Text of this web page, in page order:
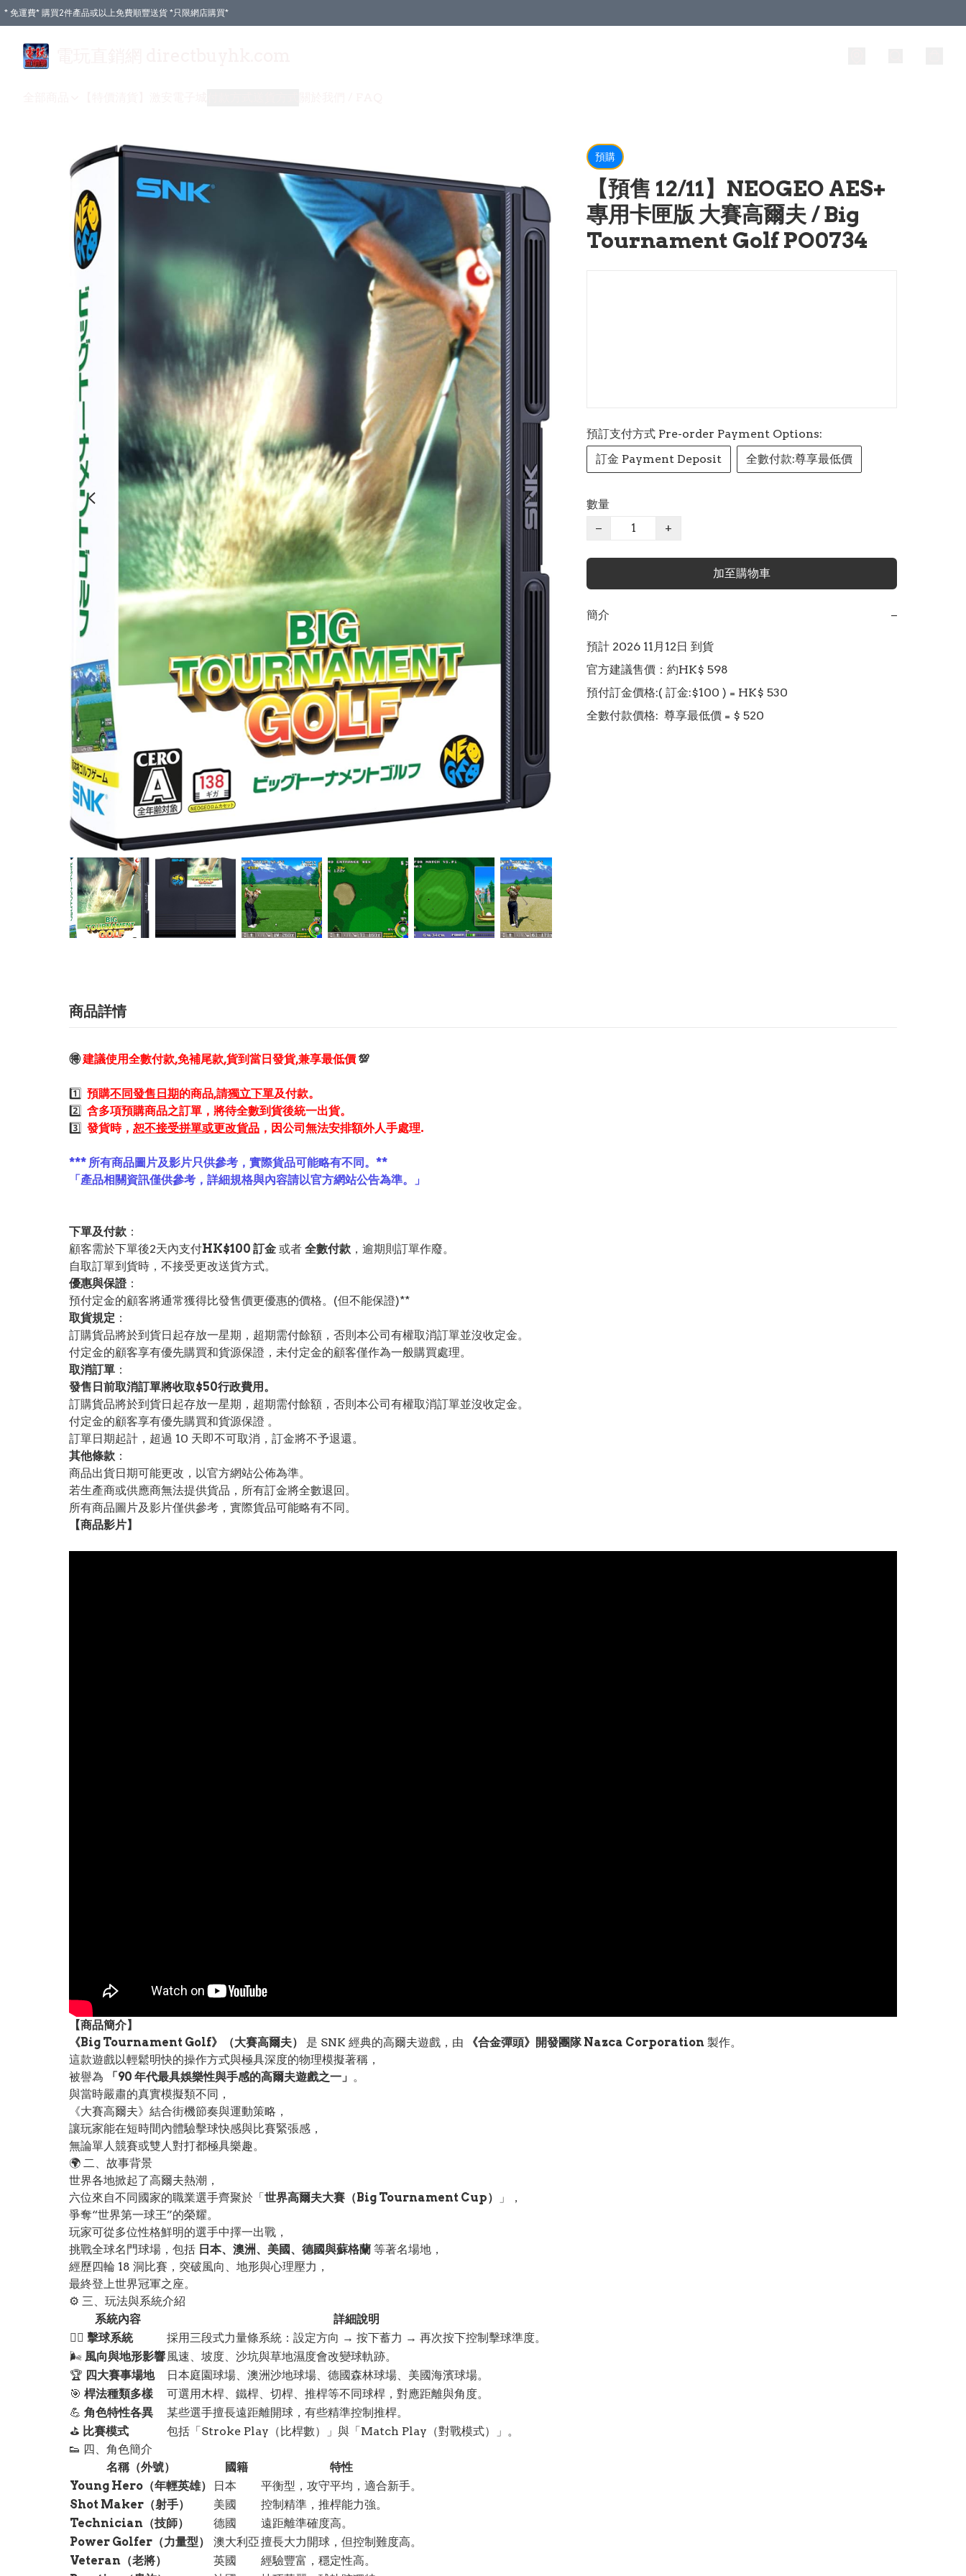
* 免運費* 購買2件產品或以上免費順豐送貨 *只限網店購買*
預購
【預售 12/11】NEOGEO AES+
專用卡匣版 大賽高爾夫 / Big
Tournament Golf PO0734
預訂支付方式 Pre-order Payment Options:
訂金 Payment Deposit
全數付款:尊享最低價
數量
−
+
加至購物車
簡介 −
預計 2026 11月12日 到貨
官方建議售價：約HK$ 598
預付訂金價格:( 訂金:$100 ) = HK$ 530
全數付款價格:  尊享最低價 = $ 520
商品詳情
🉐建議使用全數付款,免補尾款,貨到當日發貨,兼享最低價 💯
1️⃣ 預購不同發售日期的商品,請獨立下單及付款。
2️⃣ 含多項預購商品之訂單，將待全數到貨後統一出貨。
3️⃣ 發貨時， 恕不接受拼單或更改貨品 ，因公司無法安排額外人手處理.
*** 所有商品圖片及影片只供參考，實際貨品可能略有不同。**
「產品相關資訊僅供參考，詳細規格與內容請以官方網站公告為準。」
下單及付款 ：
顧客需於下單後2天內支付HK$100 訂金 或者 全數付款 ，逾期則訂單作廢。
自取訂單到貨時，不接受更改送貨方式。
優惠與保證：
預付定金的顧客將通常獲得比發售價更優惠的價格。(但不能保證)**
取貨規定 ：
訂購貨品將於到貨日起存放一星期，超期需付餘額，否則本公司有權取消訂單並沒收定金。
付定金的顧客享有優先購買和貨源保證，未付定金的顧客僅作為一般購買處理。
取消訂單 ：
發售日前取消訂單將收取$50行政費用。
訂購貨品將於到貨日起存放一星期，超期需付餘額，否則本公司有權取消訂單並沒收定金。
付定金的顧客享有優先購買和貨源保證 。
訂單日期起計，超過 10 天即不可取消，訂金將不予退還。
其他條款 ：
商品出貨日期可能更改，以官方網站公佈為準。
若生產商或供應商無法提供貨品，所有訂金將全數退回。
所有商品圖片及影片僅供參考，實際貨品可能略有不同。
【商品影片】
【商品簡介】
《Big Tournament Golf》（大賽高爾夫）
是 SNK 經典的高爾夫遊戲，由 《合金彈頭》開發團隊 Nazca Corporation 製作。
這款遊戲以輕鬆明快的操作方式與極具深度的物理模擬著稱，
被譽為
「90 年代最具娛樂性與手感的高爾夫遊戲之一」 。
與當時嚴肅的真實模擬類不同，
《大賽高爾夫》結合街機節奏與運動策略，
讓玩家能在短時間內體驗擊球快感與比賽緊張感，
無論單人競賽或雙人對打都極具樂趣。
🌍 二、故事背景
世界各地掀起了高爾夫熱潮，
六位來自不同國家的職業選手齊聚於「 世界高爾夫大賽（Big Tournament Cup）
」，
爭奪“世界第一球王”的榮耀。
玩家可從多位性格鮮明的選手中擇一出戰，
挑戰全球名門球場，包括 日本、澳洲、美國、德國與蘇格蘭 等著名場地，
經歷四輪 18 洞比賽，突破風向、地形與心理壓力，
最終登上世界冠軍之座。
⚙️ 三、玩法與系統介紹
系統內容
詳細說明
🏌️‍♂️ 擊球系統
採用三段式力量條系統：設定方向 → 按下蓄力 → 再次按下控制擊球準度。
🌬️ 風向與地形影響風速、坡度、沙坑與草地濕度會改變球軌跡。
🏆 四大賽事場地
日本庭園球場、澳洲沙地球場、德國森林球場、美國海濱球場。
🎯 桿法種類多樣
可選用木桿、鐵桿、切桿、推桿等不同球桿，對應距離與角度。
💪 角色特性各異
某些選手擅長遠距離開球，有些精準控制推桿。
⛳ 比賽模式
包括「Stroke Play（比桿數）」與「Match Play（對戰模式）」。
👟 四、角色簡介
名稱（外號）
國籍
特性
Young Hero（年輕英雄）
日本
平衡型，攻守平均，適合新手。
Shot Maker（射手）
美國
控制精準，推桿能力強。
Technician（技師）
德國
遠距離準確度高。
Power Golfer（力量型）
澳大利亞擅長大力開球，但控制難度高。
Veteran（老將）
英國
經驗豐富，穩定性高。